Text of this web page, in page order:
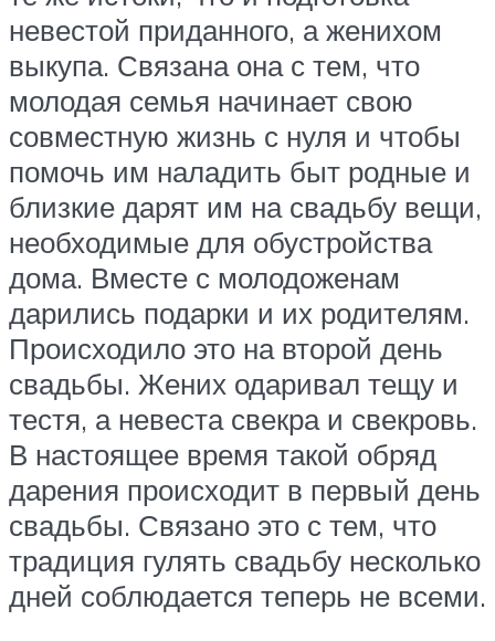
невестой приданного, а женихом
выкупа. Связана она с тем, что
молодая семья начинает свою
совместную жизнь с нуля и чтобы
помочь им наладить быт родные и
близкие дарят им на свадьбу вещи,
необходимые для обустройства
дома. Вместе с молодоженам
дарились подарки и их родителям.
Происходило это на второй день
свадьбы. Жених одаривал тещу и
тестя, а невеста свекра и свекровь.
В настоящее время такой обряд
дарения происходит в первый день
свадьбы. Связано это с тем, что
традиция гулять свадьбу несколько
дней соблюдается теперь не всеми.